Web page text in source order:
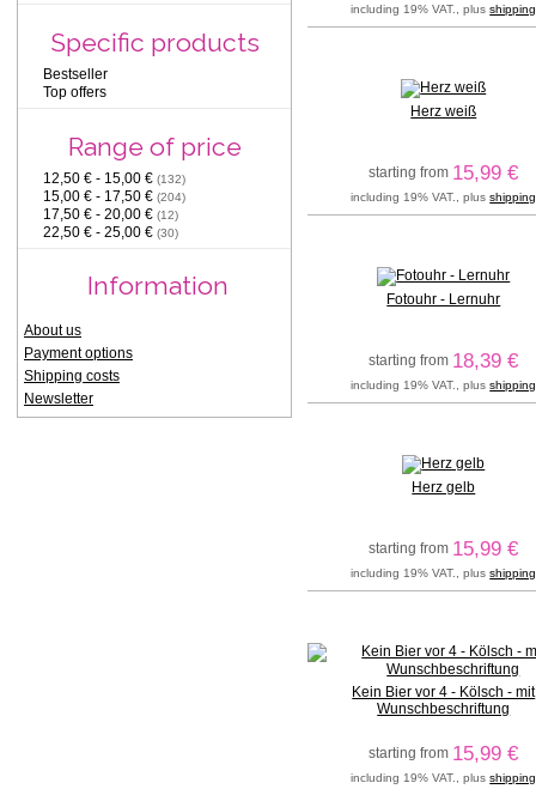
including 19% VAT., plusshipping
Herz weiß
starting from 15,99 €
including 19% VAT., plusshipping
Fotouhr - Lernuhr
starting from 18,39 €
including 19% VAT., plusshipping
Herz gelb
starting from 15,99 €
including 19% VAT., plusshipping
Kein Bier vor 4 - Kölsch - mit
Wunschbeschriftung
starting from 15,99 €
including 19% VAT., plusshipping
Specific products
Bestseller
Top offers
Range of price
12,50 € - 15,00 € (132)
15,00 € - 17,50 € (204)
17,50 € - 20,00 € (12)
22,50 € - 25,00 € (30)
Information
About us
Payment options
Shipping costs
Newsletter